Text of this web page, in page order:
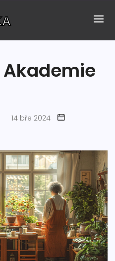
14 bře 2024